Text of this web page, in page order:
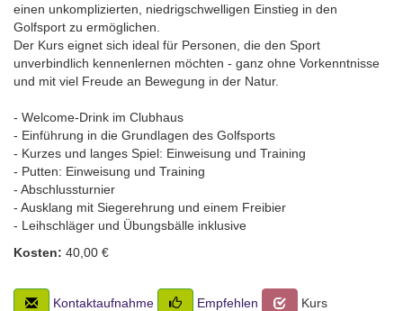
einen unkomplizierten, niedrigschwelligen Einstieg in den
Golfsport zu ermöglichen.
Der Kurs eignet sich ideal für Personen, die den Sport
unverbindlich kennenlernen möchten - ganz ohne Vorkenntnisse
und mit viel Freude an Bewegung in der Natur.
- Welcome-Drink im Clubhaus
- Einführung in die Grundlagen des Golfsports
- Kurzes und langes Spiel: Einweisung und Training
- Putten: Einweisung und Training
- Abschlussturnier
- Ausklang mit Siegerehrung und einem Freibier
- Leihschläger und Übungsbälle inklusive
Kosten: 40,00 €
Kontaktaufnahme Empfehlen
Kurs